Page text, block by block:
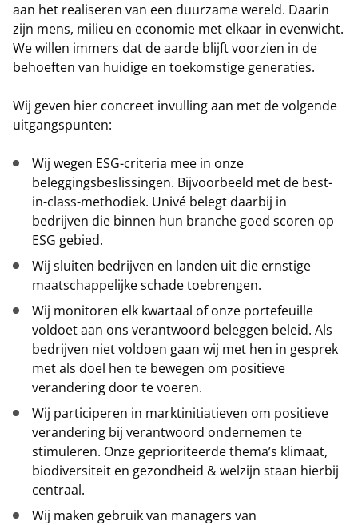
aan het realiseren van een duurzame wereld. Daarin
zijn mens, milieu en economie met elkaar in evenwicht.
We willen immers dat de aarde blijft voorzien in de
behoeften van huidige en toekomstige generaties.
Wij geven hier concreet invulling aan met de volgende
uitgangspunten:
Wij wegen ESG-criteria mee in onze
beleggingsbeslissingen. Bijvoorbeeld met de best-
in-class-methodiek. Univé belegt daarbij in
bedrijven die binnen hun branche goed scoren op
ESG gebied.
Wij sluiten bedrijven en landen uit die ernstige
maatschappelijke schade toebrengen.
Wij monitoren elk kwartaal of onze portefeuille
voldoet aan ons verantwoord beleggen beleid. Als
bedrijven niet voldoen gaan wij met hen in gesprek
met als doel hen te bewegen om positieve
verandering door te voeren.
Wij participeren in marktinitiatieven om positieve
verandering bij verantwoord ondernemen te
stimuleren. Onze geprioriteerde thema’s klimaat,
biodiversiteit en gezondheid & welzijn staan hierbij
centraal.
Wij maken gebruik van managers van